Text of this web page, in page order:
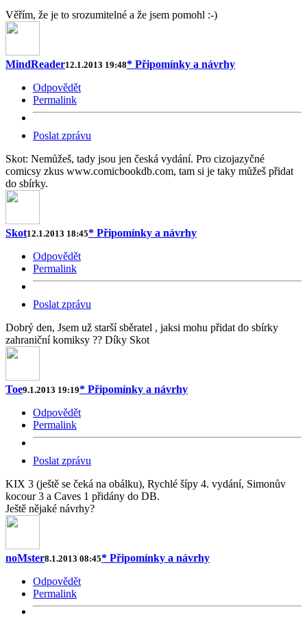
Věřím, že je to srozumitelné a že jsem pomohl :-)
MindReader12.1.2013 19:48* Připomínky a návrhy
Odpovědět
Permalink
Poslat zprávu
Skot: Nemůžeš, tady jsou jen česká vydání. Pro cizojazyčné
comicsy zkus www.comicbookdb.com, tam si je taky můžeš přidat
do sbírky.
Skot12.1.2013 18:45* Připomínky a návrhy
Odpovědět
Permalink
Poslat zprávu
Dobrý den, Jsem už starší sběratel , jaksi mohu přidat do sbírky
zahraniční komiksy ?? Díky Skot
Toe9.1.2013 19:19* Připomínky a návrhy
Odpovědět
Permalink
Poslat zprávu
KIX 3 (ještě se čeká na obálku), Rychlé šípy 4. vydání, Simonův
kocour 3 a Caves 1 přidány do DB.
Ještě nějaké návrhy?
noMster8.1.2013 08:45* Připomínky a návrhy
Odpovědět
Permalink